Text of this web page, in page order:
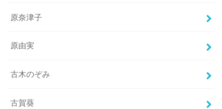
原奈津子
原由実
古木のぞみ
古賀葵